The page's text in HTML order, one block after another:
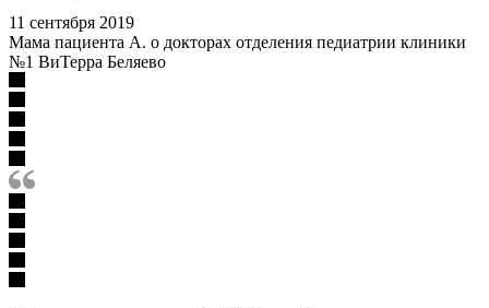
11 сентября 2019
Мама пациента А. о докторах отделения педиатрии клиники
№1 ВиТерра Беляево